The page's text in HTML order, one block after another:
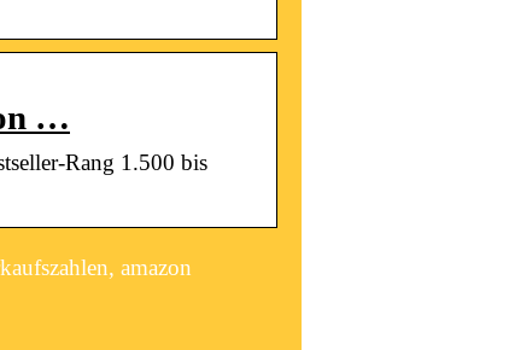
…
Rang 1.500 bis
amazon